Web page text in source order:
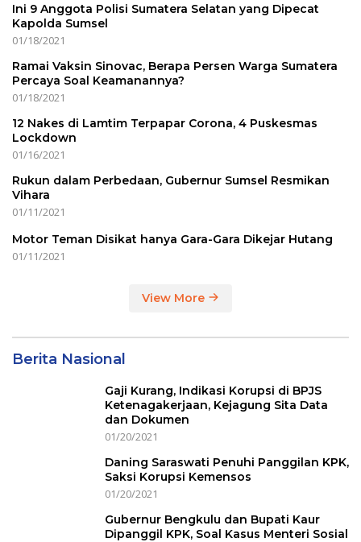
Ini 9 Anggota Polisi Sumatera Selatan yang Dipecat
Kapolda Sumsel
01/18/2021
Ramai Vaksin Sinovac, Berapa Persen Warga Sumatera
Percaya Soal Keamanannya?
01/18/2021
12 Nakes di Lamtim Terpapar Corona, 4 Puskesmas
Lockdown
01/16/2021
Rukun dalam Perbedaan, Gubernur Sumsel Resmikan
Vihara
01/11/2021
Motor Teman Disikat hanya Gara-Gara Dikejar Hutang
01/11/2021
View More
Berita Nasional
Gaji Kurang, Indikasi Korupsi di BPJS
Ketenagakerjaan, Kejagung Sita Data
dan Dokumen
01/20/2021
Daning Saraswati Penuhi Panggilan KPK,
Saksi Korupsi Kemensos
01/20/2021
Gubernur Bengkulu dan Bupati Kaur
Dipanggil KPK, Soal Kasus Menteri Sosial